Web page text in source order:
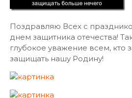
Поздравляю Всех с
днем защитника отечества!
глубокое уважение всем, кто
защищать нашу Родину!